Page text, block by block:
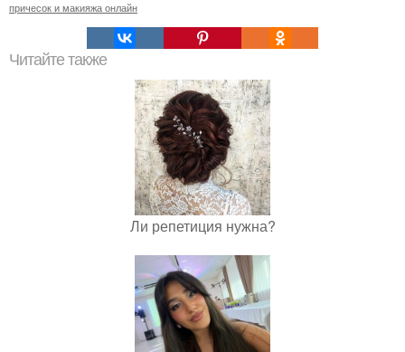
причесок и макияжа онлайн
Читайте также
Ли репетиция нужна?